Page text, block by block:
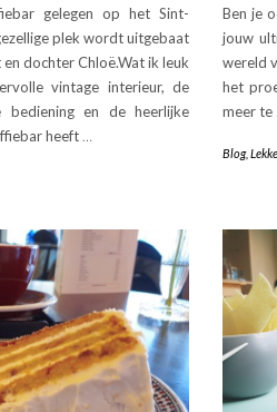
gelegen op het Sint-
plek wordt uitgebaat
dochter Chloë.Wat ik leuk
vintage interieur, de
bediening en de heerlijke
heeft …
Ben je
jouw
wereld
het
meer te
Blog,